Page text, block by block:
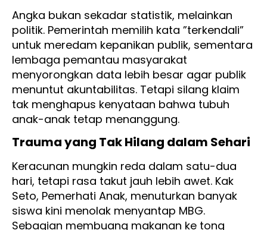
Angka bukan sekadar statistik, melainkan
politik. Pemerintah memilih kata ”terkendali”
untuk meredam kepanikan publik, sementara
lembaga pemantau masyarakat
menyorongkan data lebih besar agar publik
menuntut akuntabilitas. Tetapi silang klaim
tak menghapus kenyataan bahwa tubuh
anak-anak tetap menanggung.
Trauma yang Tak Hilang dalam Sehari
Keracunan mungkin reda dalam satu-dua
hari, tetapi rasa takut jauh lebih awet. Kak
Seto, Pemerhati Anak, menuturkan banyak
siswa kini menolak menyantap MBG.
Sebagian membuang makanan ke tong